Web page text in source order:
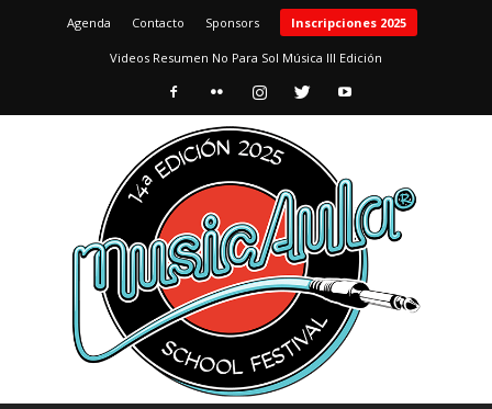
Agenda Contacto Sponsors Inscripciones 2025
Videos Resumen No Para Sol Música III Edición